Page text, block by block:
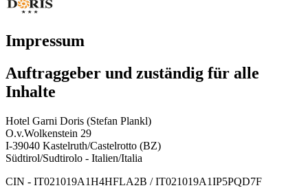
Impressum
Auftraggeber und zuständig für alle
Inhalte
Hotel Garni Doris (Stefan Plankl)
O.v.Wolkenstein 29
I-39040 Kastelruth/Castelrotto (BZ)
Südtirol/Sudtirolo - Italien/Italia
CIN - IT021019A1H4HFLA2B / IT021019A1IP5PQD7F